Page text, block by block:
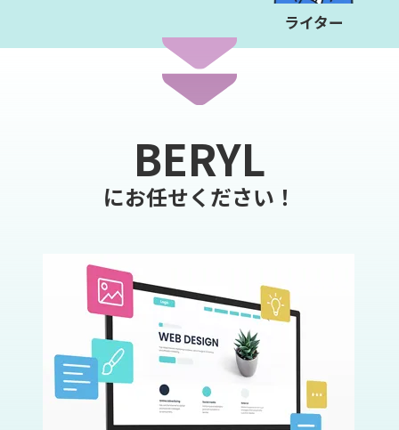
ライター
BERYL
にお任せください！